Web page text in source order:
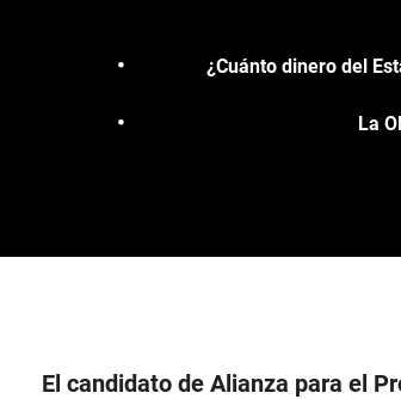
¿Cuánto dinero del
La
El candidato de Alianza para el